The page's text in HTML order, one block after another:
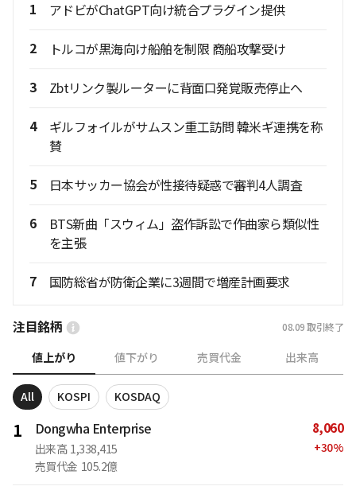
1 アドビがChatGPT向け統合プラグイン提供
2 トルコが黒海向け船舶を制限 商船攻撃受け
3 Zbtリンク製ルーターに背面口発覚販売停止へ
4
ギルフォイルがサムスン重工訪問 韓米ギ連携を称
賛
5 日本サッカー協会が性接待疑惑で審判4人調査
6
BTS新曲「スウィム」盗作訴訟で作曲家ら類似性
を主張
7 国防総省が防衛企業に3週間で増産計画要求
注目銘柄 08.09 取引終了
値上がり 値下がり 売買代金 出来高
All KOSPI KOSDAQ
1 Dongwha Enterprise
出来高 1,338,415
売買代金 105.2億
8,060
+30%